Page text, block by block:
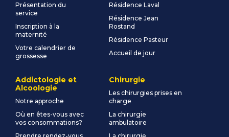
Présentation du
service
Inscription à la
maternité
Votre calendrier de
grossesse
Résidence Laval
Résidence Jean
Rostand
Résidence Pasteur
Accueil de jour
Addictologie et
Alcoologie
Notre approche
Où en êtes-vous avec
vos consommations?
Chirurgie
Les chirurgies prises en
charge
La chirurgie
ambulatoire